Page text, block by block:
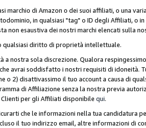
marchio di Amazon o dei suoi affiliati, o una
in qualsiasi "tag" o ID degli Affiliati, o
non esaustiva dei nostri marchi elencati sulla
qualsiasi diritto di proprietà intellettuale.
a nostra sola discrezione. Qualora
avrai soddisfatto i nostri requisiti di idoneità.
o 2) disattivassimo il tuo account a causa di
di Affiliazione senza la nostra previa
per gli Affiliati disponibile qui.
che le informazioni nella tua candidatura
il tuo indirizzo email, altre informazioni di